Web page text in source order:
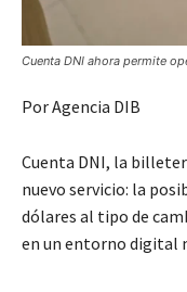
Cuenta DNI ahora permite
Por Agencia DIB
Cuenta DNI, la
nuevo servicio: la
dólares al tipo de
en un entorno digital